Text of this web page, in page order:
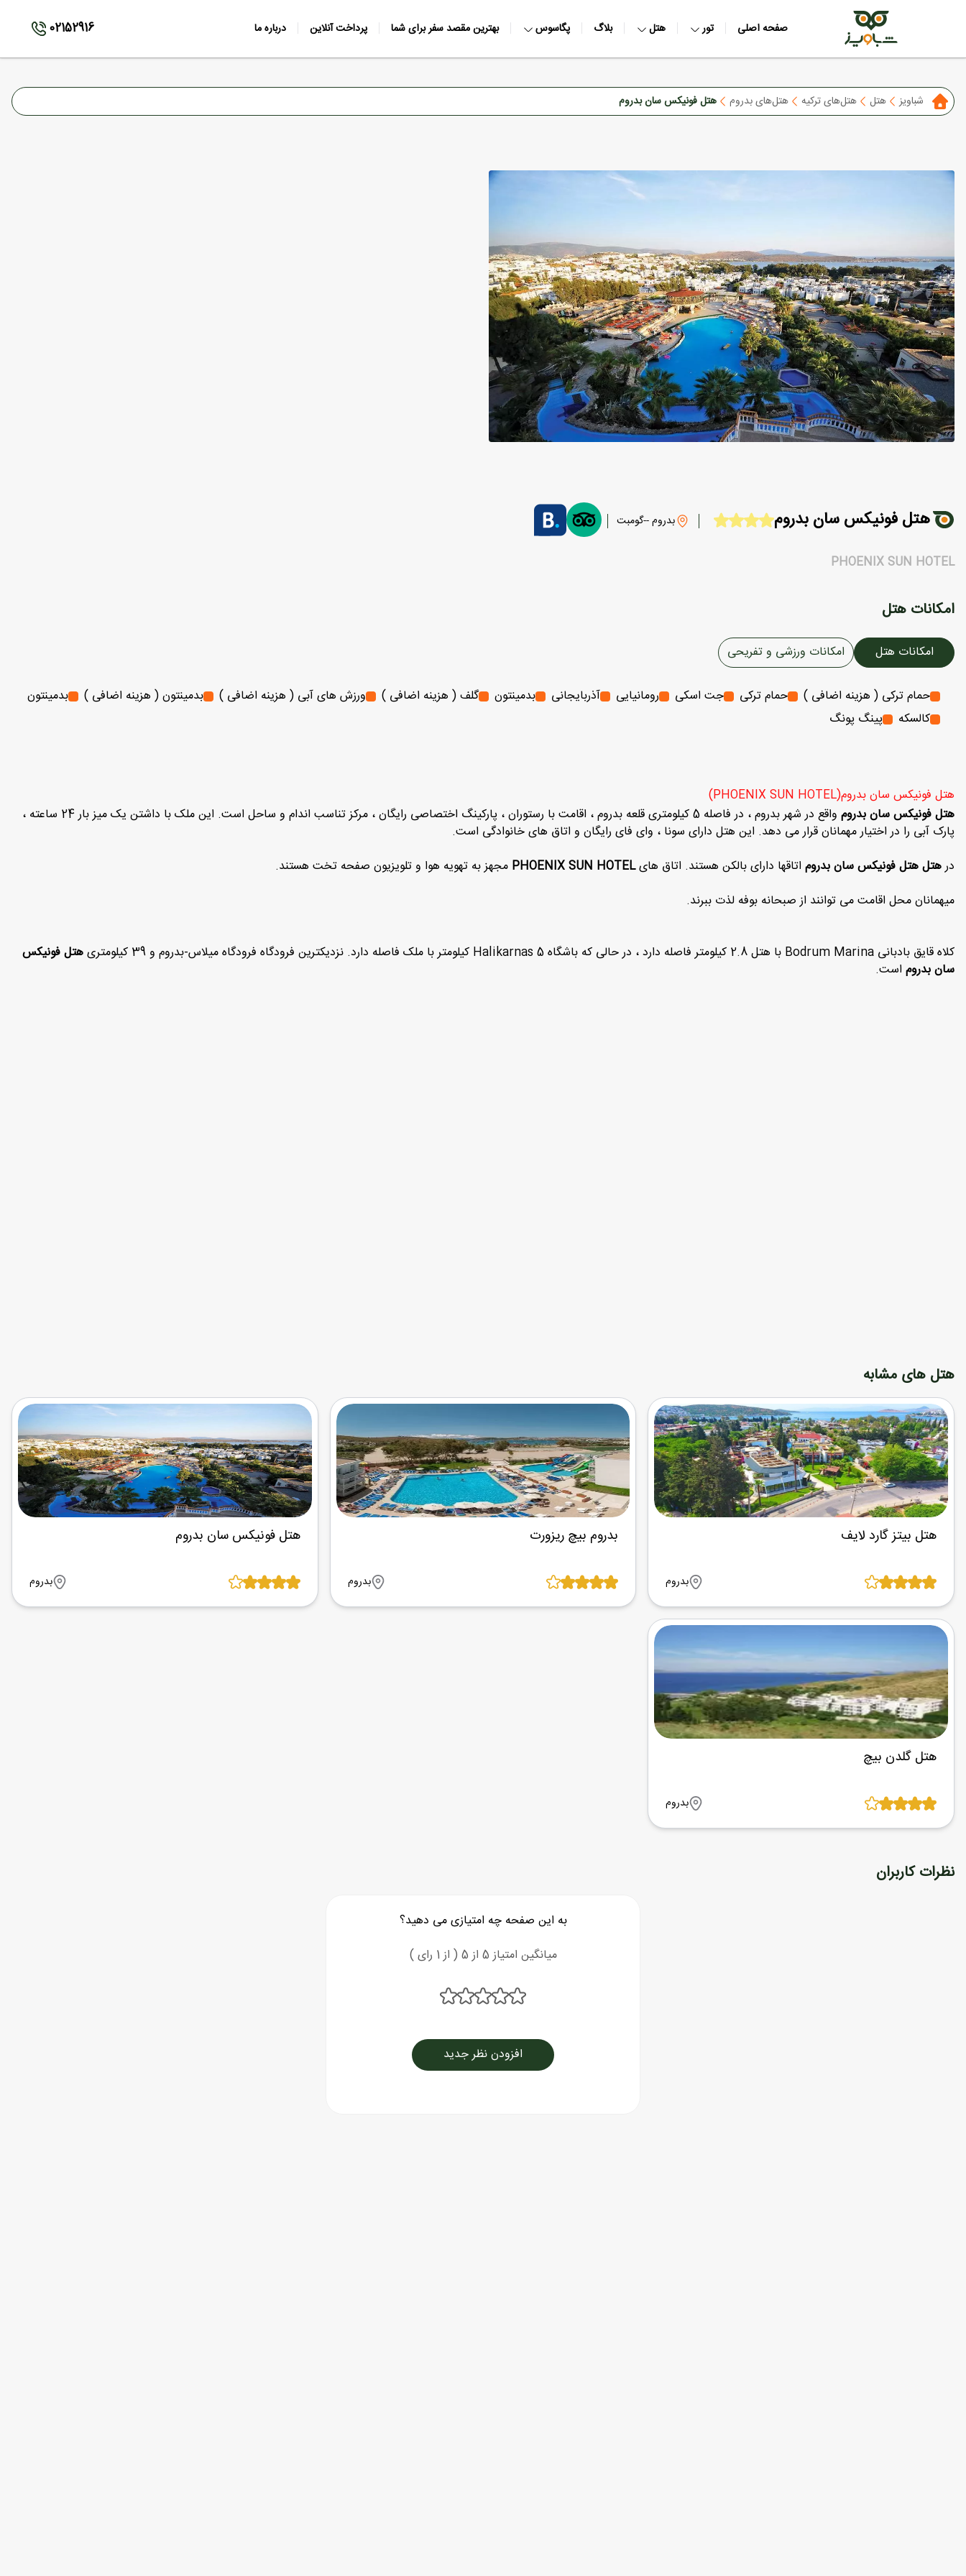
صفحه اصلی تور هتل بلاگ پگاسوس بهترین مقصد سفر برای شما پرداخت آنلاین درباره ما 02152916
شباویز هتل هتل‌های ترکیه هتل‌های بدروم هتل فونیکس سان بدروم
هتل فونیکس سان بدروم بدروم --گومبت
PHOENIX SUN HOTEL
امکانات هتل
امکانات هتل امکانات ورزشی و تفریحی
حمام ترکی ( هزینه اضافی ) حمام ترکی جت اسکی رومانیایی آذربایجانی بدمینتون گلف ( هزینه اضافی ) ورزش های آبی ( هزینه اضافی ) بدمینتون ( هزینه اضافی )
بدمینتون
کالسکه
پینگ پونگ
هتل فونیکس سان بدروم(PHOENIX SUN HOTEL)
هتل فونیکس سان بدروم واقع در شهر بدروم ، در فاصله 5 کیلومتری قلعه بدروم ، اقامت با رستوران ، پارکینگ اختصاصی رایگان ، مرکز تناسب اندام و ساحل است.
این ملک با داشتن یک میز بار 24 ساعته ،
پارک آبی را در اختیار مهمانان قرار می دهد. این هتل دارای سونا ، وای فای رایگان و اتاق های خانوادگی است.
درهتل هتل فونیکس سان بدروم اتاقها دارای بالکن هستند. اتاق هایPHOENIX SUN HOTEL
مجهز به تهویه هوا و تلویزیون صفحه تخت هستند.
میهمانان محل اقامت می توانند از صبحانه بوفه لذت ببرند.
کلاه قایق بادبانی Bodrum Marina با هتل 2.8 کیلومتر فاصله دارد ، در حالی که باشگاه Halikarnas 5 کیلومتر با ملک فاصله دارد. نزدیکترین فرودگاه فرودگاه میلاس-بدروم و 39 کیلومتری
هتل فونیکس
سان بدروم است.
هتل های مشابه
هتل بیتز گارد لایف
بدروم
بدروم بیچ ریزورت
بدروم
هتل فونیکس سان بدروم
بدروم
هتل گلدن بیچ
بدروم
نظرات کاربران
به این صفحه چه امتیازی می دهید؟
میانگین امتیاز 5 از 5 ( از 1 رای )
افزودن نظر جدید